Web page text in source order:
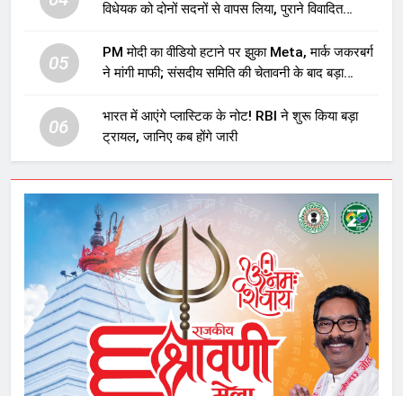
विधेयक को दोनों सदनों से वापस लिया, पुराने विवादित
05
PM मोदी का वीडियो हटाने पर झुका Meta, मार्क जकरबर्ग
ने मांगी माफी; संसदीय समिति की चेतावनी के बाद बड़ा
06
भारत में आएंगे प्लास्टिक के नोट! RBI ने शुरू किया बड़ा
ट्रायल, जानिए कब होंगे जारी